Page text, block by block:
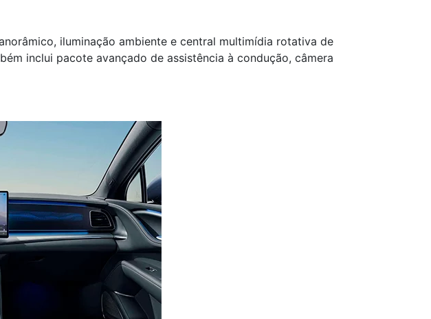
iluminação ambiente e central multimídia rotativa de
inclui pacote avançado de assistência à condução, câmera